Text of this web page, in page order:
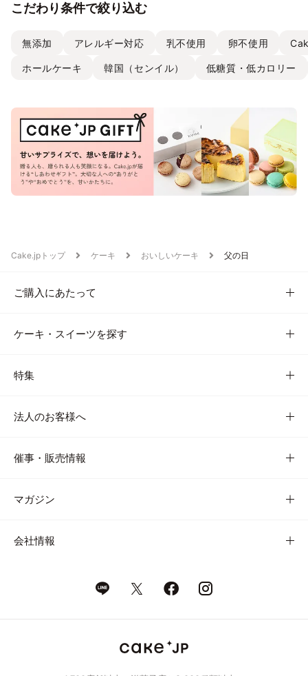
こだわり条件で絞り込む
無添加 アレルギー対応 乳不使用 卵不使用
ホールケーキ 韓国（センイル） 低糖質・低カロリー
Cake.jpトップ ケーキ おいしいケーキ 父の日
ご購入にあたって
ケーキ・スイーツを探す
特集
法人のお客様へ
催事・販売情報
マガジン
会社情報